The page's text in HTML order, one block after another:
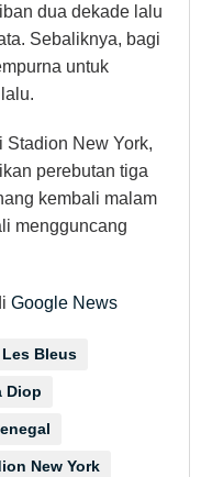
dua dekade lalu
Sebaliknya, bagi
untuk
Stadion New York,
perebutan tiga
kembali malam
mengguncang
Google News
Les Bleus
Diop
New York